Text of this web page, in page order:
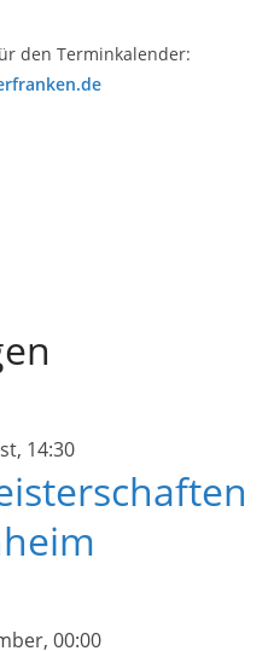
den Terminkalender:
14:30
00:00